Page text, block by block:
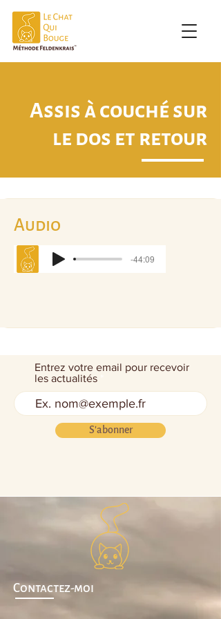
Assis à couché sur
le dos et retour
Audio
-44:09
Entrez votre email pour recevoir
les actualités
S'abonner
Contactez-moi